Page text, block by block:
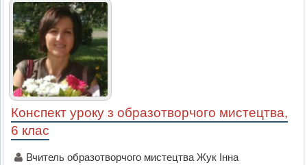
Конспект уроку з образотворчого мистецтва,
6 клас
Вчитель образотворчого мистецтва Жук Інна